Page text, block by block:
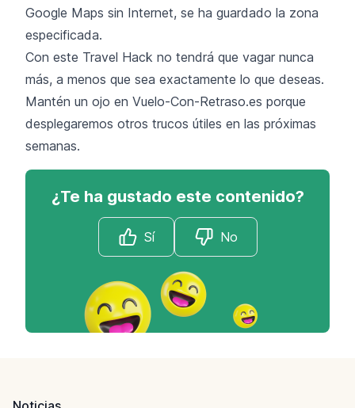
Google Maps sin Internet, se ha guardado la zona
especificada.
Con este Travel Hack no tendrá que vagar nunca
más, a menos que sea exactamente lo que deseas.
Mantén un ojo en Vuelo-Con-Retraso.es porque
desplegaremos otros trucos útiles en las próximas
semanas.
¿Te ha gustado este contenido?
Sí No